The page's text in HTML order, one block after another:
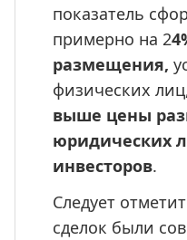
показатель
примерно на 2
размещения,
физических
выше цены
юридических
инвесторов.
Следует
сделок были